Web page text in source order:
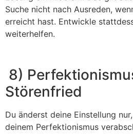
Suche nicht nach Ausreden,
erreicht hast. Entwickle
weiterhelfen.
8)
Störenfried
Du änderst deine Einstellung
deinem Perfektionismus